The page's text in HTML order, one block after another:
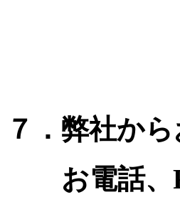
７．弊社か
お電話、